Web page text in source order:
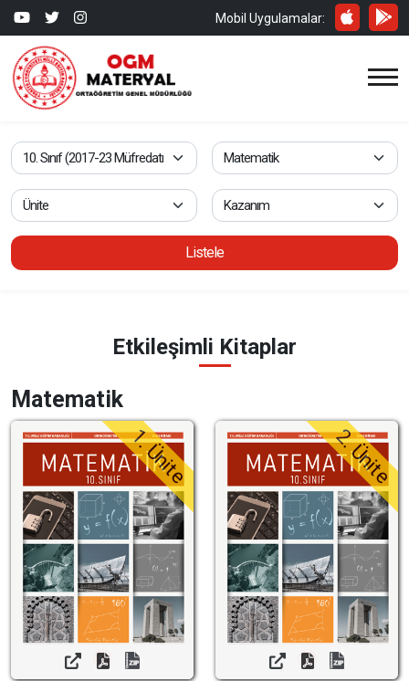
Mobil Uygulamalar:
Listele
Etkileşimli Kitaplar
Matematik
1. Ünite 2. Ünite